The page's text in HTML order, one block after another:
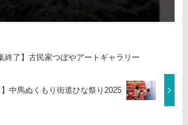
終了】古民家つぼやアートギャラリー
】中馬ぬくもり街道ひな祭り2025